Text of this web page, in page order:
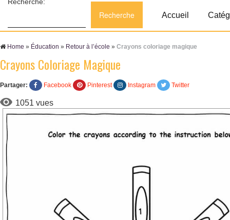
Accueil
Home » Éducation » Retour à l’école » Crayons coloriage magique
Crayons Coloriage Magique
Partager: Facebook Pinterest Instagram Twitter
1051 vues